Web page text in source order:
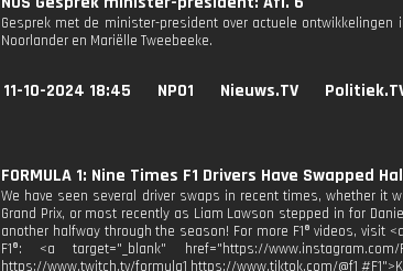
Gesprek met de minister-president over actuele
Noorlander en Mariëlle Tweebeeke.
11-10-2024 18:45 NPO1 Nieuws.TV
FORMULA 1: Nine Times F1 Drivers Have Swapped
We have seen several driver swaps in recent times, whether it
Grand Prix, or most recently as Liam Lawson stepped in for
another halfway through the season! For more F1® videos, visit
F1®: <a target="_blank" href="https://www.instagram.com/
https://www.twitch.tv/formula1 https://www.tiktok.com/@f1